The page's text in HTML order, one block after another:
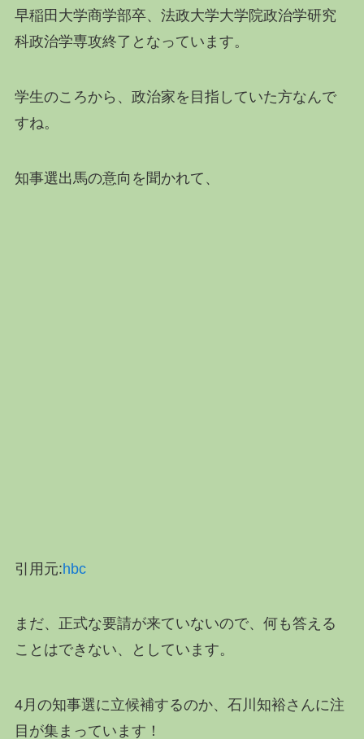
早稲田大学商学部卒、法政大学大学院政治学研究
科政治学専攻終了となっています。
学生のころから、政治家を目指していた方なんで
すね。
知事選出馬の意向を聞かれて、
引用元:hbc
まだ、正式な要請が来ていないので、何も答える
ことはできない、としています。
4月の知事選に立候補するのか、石川知裕さんに注
目が集まっています！